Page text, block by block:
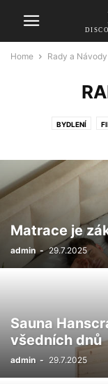
Home Rady a Návody
BYDLENÍ
Matrace je
admin - 29.7.2025
Sauna
všedních dnů
admin - 29.7.2025